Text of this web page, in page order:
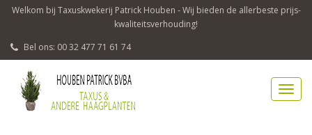
Welkom bij Taxuskwekerij Patrick Houben - Wij bieden de allerbeste prijs-
kwaliteitsverhouding!
Bel ons: 00 32 477 71 61 74